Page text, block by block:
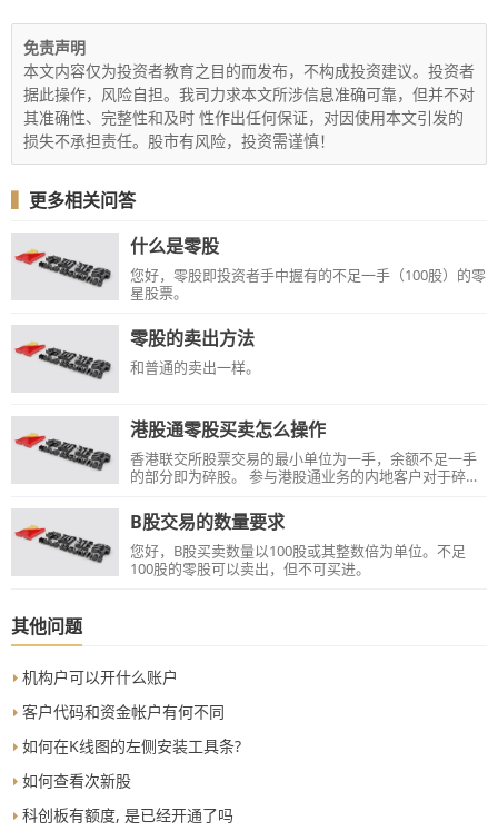
免责声明
本文内容仅为投资者教育之目的而发布，不构成投资建议。投资者
据此操作，风险自担。我司力求本文所涉信息准确可靠，但并不对
其准确性、完整性和及时 性作出任何保证，对因使用本文引发的
损失不承担责任。股市有风险，投资需谨慎！
▍ 更多相关问答
什么是零股
您好，零股即投资者手中握有的不足一手（100股）的零
星股票。
零股的卖出方法
和普通的卖出一样。
港股通零股买卖怎么操作
香港联交所股票交易的最小单位为一手，余额不足一手
的部分即为碎股。 参与港股通业务的内地客户对于碎
点通【交易】—【港股通】—【碎股卖出】菜单中操
作。
B股交易的数量要求
您好，B股买卖数量以100股或其整数倍为单位。不足
100股的零股可以卖出，但不可买进。
其他问题
机构户可以开什么账户
客户代码和资金帐户有何不同
如何在K线图的左侧安装工具条?
如何查看次新股
科创板有额度, 是已经开通了吗